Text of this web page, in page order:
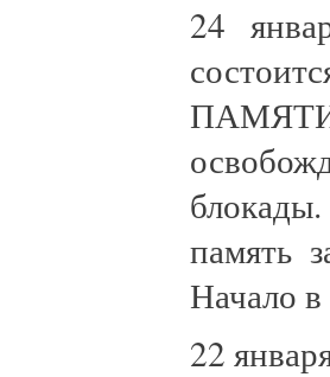
24
память
Начало
22